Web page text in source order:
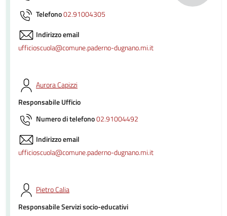
Telefono02.91004305
Indirizzo email
ufficioscuola@comune.paderno-dugnano.mi.it
Aurora Capizzi
Responsabile Ufficio
Numero di telefono02.91004492
Indirizzo email
ufficioscuola@comune.paderno-dugnano.mi.it
Pietro Calia
Responsabile Servizi socio-educativi